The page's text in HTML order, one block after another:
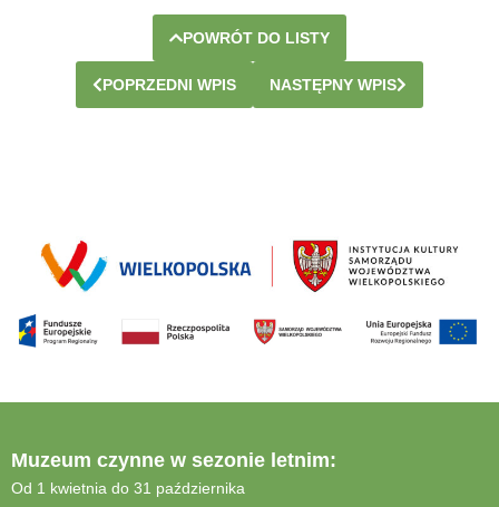
POWRÓT DO LISTY
POPRZEDNI WPIS NASTĘPNY WPIS
Muzeum czynne w sezonie letnim:
Od 1 kwietnia do 31 października